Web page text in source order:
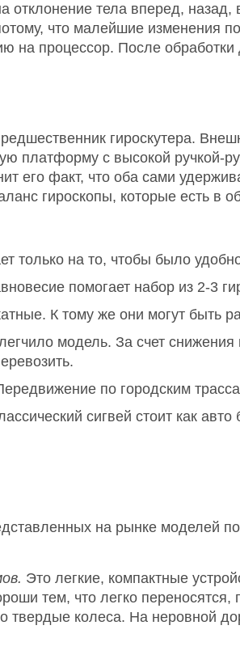
отклонение тела вперед,
что малейшие изменения
процессор. После обработки
гироскутера.
платформу с высокой ручкой-
его факт, что оба сами
гироскопы, которые есть в
только на то, чтобы было
помогает набор из 2-3
К тому же они могут быть
модель. За счет
по городским
сигвей стоит как
на рынке моделей
Это легкие, компактные
тем, что легко
колеса. На неровной